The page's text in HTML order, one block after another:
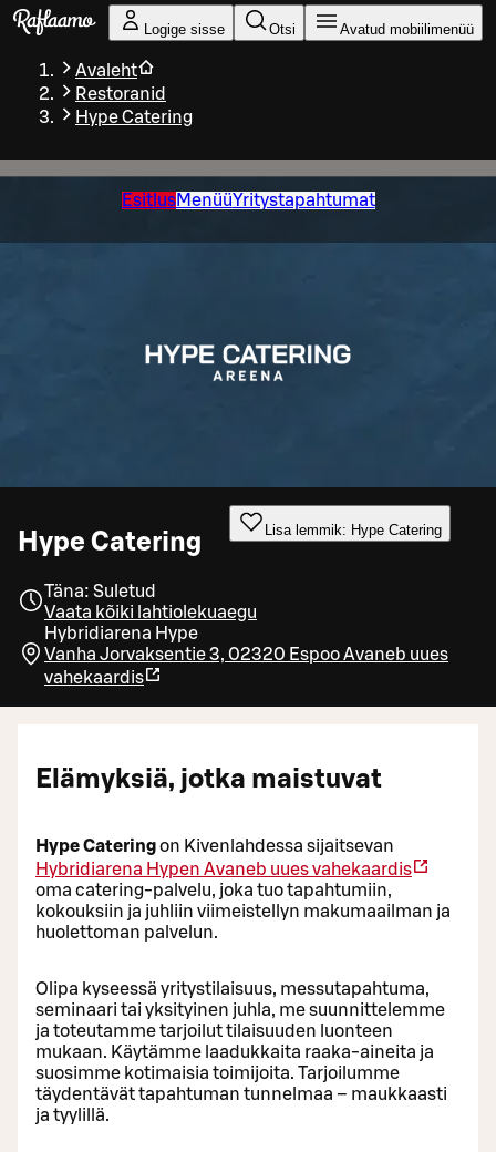
Liigu peamise sisu juurde
Logige sisse Otsi Avatud mobiilimenüü
Avaleht
Restoranid
Hype Catering
EsitlusMenüüYritystapahtumat
Hype Catering Lisa lemmik: Hype Catering
Täna: Suletud
Vaata kõiki lahtiolekuaegu
Hybridiarena Hype
Vanha Jorvaksentie 3, 02320 EspooAvaneb uues
vahekaardis
Elämyksiä, jotka maistuvat
Hype Cateringon Kivenlahdessa sijaitsevan
Hybridiarena Hypen Avaneb uues vahekaardis
oma catering-palvelu, joka tuo tapahtumiin,
kokouksiin ja juhliin viimeistellyn makumaailman ja
huolettoman palvelun.
Olipa kyseessä yritystilaisuus, messutapahtuma,
seminaari tai yksityinen juhla, me suunnittelemme
ja toteutamme tarjoilut tilaisuuden luonteen
mukaan. Käytämme laadukkaita raaka-aineita ja
suosimme kotimaisia toimijoita. Tarjoilumme
täydentävät tapahtuman tunnelmaa – maukkaasti
ja tyylillä.